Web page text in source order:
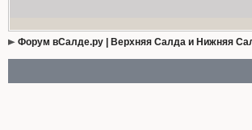
Форум вСалде.ру | Верхняя Салда и Нижняя